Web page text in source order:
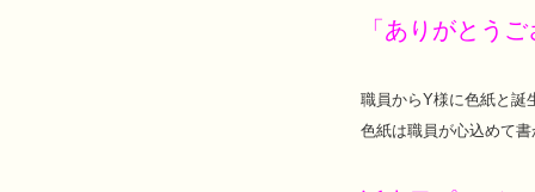
「ありがとう
職員からY様に色紙と誕
色紙は職員が心込めて